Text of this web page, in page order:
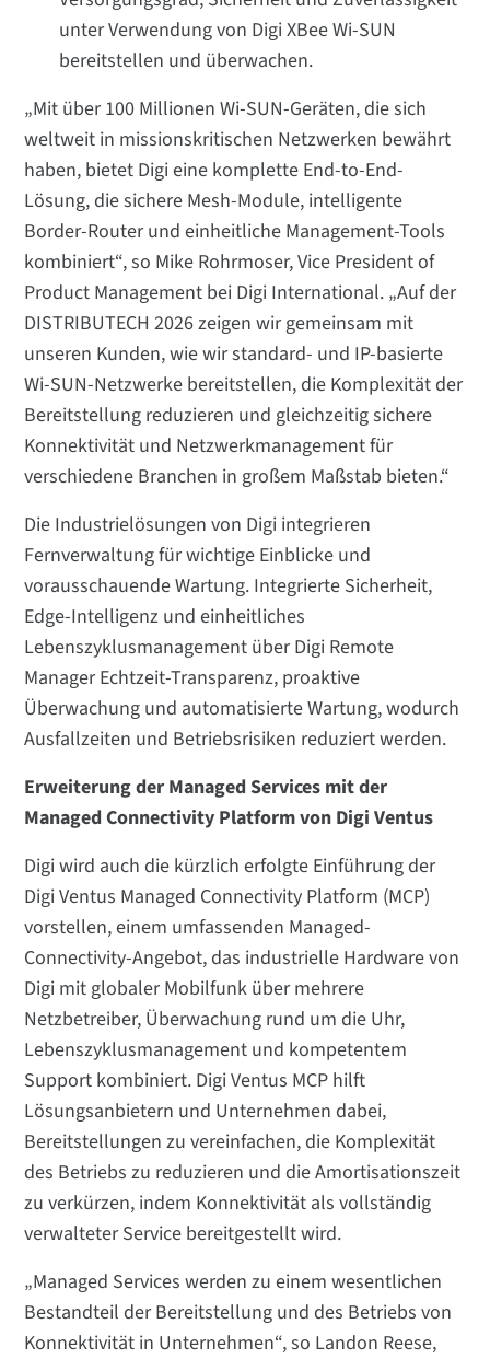
unter Verwendung von Digi XBee Wi-SUN
bereitstellen und überwachen.
„Mit über 100 Millionen Wi-SUN-Geräten, die sich
weltweit in missionskritischen Netzwerken bewährt
haben, bietet Digi eine komplette End-to-End-
Lösung, die sichere Mesh-Module, intelligente
Border-Router und einheitliche Management-Tools
kombiniert“, so Mike Rohrmoser, Vice President of
Product Management bei Digi International. „Auf der
DISTRIBUTECH 2026 zeigen wir gemeinsam mit
unseren Kunden, wie wir standard- und IP-basierte
Wi-SUN-Netzwerke bereitstellen, die Komplexität der
Bereitstellung reduzieren und gleichzeitig sichere
Konnektivität und Netzwerkmanagement für
verschiedene Branchen in großem Maßstab bieten.“
Die Industrielösungen von Digi integrieren
Fernverwaltung für wichtige Einblicke und
vorausschauende Wartung. Integrierte Sicherheit,
Edge-Intelligenz und einheitliches
Lebenszyklusmanagement über Digi Remote
Manager Echtzeit-Transparenz, proaktive
Überwachung und automatisierte Wartung, wodurch
Ausfallzeiten und Betriebsrisiken reduziert werden.
Erweiterung der Managed Services mit der
Managed Connectivity Platform von Digi Ventus
Digi wird auch die kürzlich erfolgte Einführung der
Digi Ventus Managed Connectivity Platform (MCP)
vorstellen, einem umfassenden Managed-
Connectivity-Angebot, das industrielle Hardware von
Digi mit globaler Mobilfunk über mehrere
Netzbetreiber, Überwachung rund um die Uhr,
Lebenszyklusmanagement und kompetentem
Support kombiniert. Digi Ventus MCP hilft
Lösungsanbietern und Unternehmen dabei,
Bereitstellungen zu vereinfachen, die Komplexität
des Betriebs zu reduzieren und die Amortisationszeit
zu verkürzen, indem Konnektivität als vollständig
verwalteter Service bereitgestellt wird.
„Managed Services werden zu einem wesentlichen
Bestandteil der Bereitstellung und des Betriebs von
Konnektivität in Unternehmen“, so Landon Reese,